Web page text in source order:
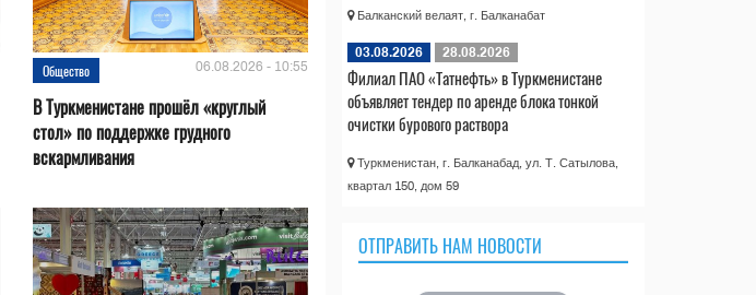
Общество 06.08.2026 - 10:55
В Туркменистане прошёл «круглый
стол» по поддержке грудного
вскармливания
Балканский велаят, г. Балканабат
03.08.2026 28.08.2026
Филиал ПАО «Татнефть» в Туркменистане
объявляет тендер по аренде блока тонкой
очистки бурового раствора
Туркменистан, г. Балканабад, ул. Т. Сатылова,
квартал 150, дом 59
ОТПРАВИТЬ НАМ НОВОСТИ